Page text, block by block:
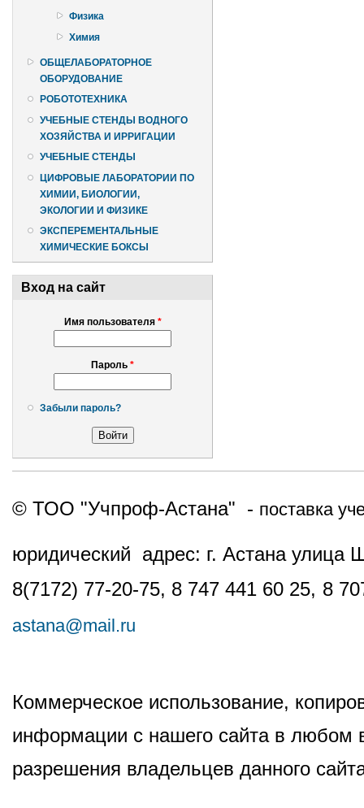
Физика
Химия
ОБЩЕЛАБОРАТОРНОЕ
ОБОРУДОВАНИЕ
РОБОТОТЕХНИКА
УЧЕБНЫЕ СТЕНДЫ ВОДНОГО
ХОЗЯЙСТВА И ИРРИГАЦИИ
УЧЕБНЫЕ СТЕНДЫ
ЦИФРОВЫЕ ЛАБОРАТОРИИ ПО
ХИМИИ, БИОЛОГИИ,
ЭКОЛОГИИ И ФИЗИКЕ
ЭКСПЕРЕМЕНТАЛЬНЫЕ
ХИМИЧЕСКИЕ БОКСЫ
Вход на сайт
Имя пользователя *
Пароль *
Забыли пароль?
© ТОО "Учпроф-Астана" - поставка
юридический адрес: г. Астана
8(7172) 77-20-75, 8 747 441 60 25, 8
astana@mail.ru
Коммерческое использование,
информации с нашего сайта в любом
разрешения владельцев данного